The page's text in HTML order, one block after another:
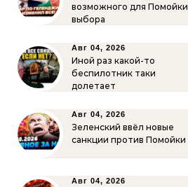
возможного для Помойки
выбора
Авг 04, 2026
Иной раз какой-то
беспилотник таки
долетает
Авг 04, 2026
Зеленский ввёл новые
санкции против Помойки
Авг 04, 2026